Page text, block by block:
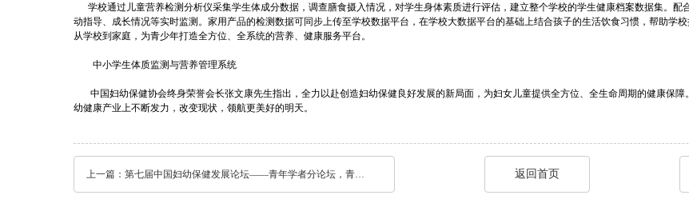
学校通过儿童营养检测分析仪采集学生体成分数据，调查膳食摄入情况，对学生身体素质进行评估，建立整个学校的学生健康档案数据集。配
动指导、成长情况等实时监测。家用产品的检测数据可同步上传至学校数据平台，在学校大数据平台的基础上结合孩子的生活饮食习惯，帮助学
从学校到家庭，为青少年打造全方位、全系统的营养、健康服务平台。
中小学生体质监测与营养管理系统
中国妇幼保健协会终身荣誉会长张文康先生指出，全力以赴创造妇幼保健良好发展的新局面，为妇女儿童提供全方位、全生命周期的健康保
幼健康产业上不断发力，改变现状，领航更美好的明天。
上一篇： 第七届中国妇幼保健发展论坛——青年学者分论坛，青年工作委员会成立大会分论坛会议盛况 返回首页